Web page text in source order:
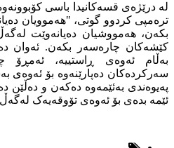
لە درێژەی قسەکانیدا باسی
ترەمپی کردوو گوتی، "هەموویان
بکەن، هەمووشیان دەیانەوێت
کێشەکان چارەسەر بکەن. ئەوان
بەڵام ئەوەی ڕاستییە، ئەمڕۆ
سەرکردەکان دەپارێنەوە بۆ ئەوەی
پەیوەندی بەئێمەوە دەکەن و دەڵێن
ئێمە بدەی بۆ ئەوەی تۆوقەیەک